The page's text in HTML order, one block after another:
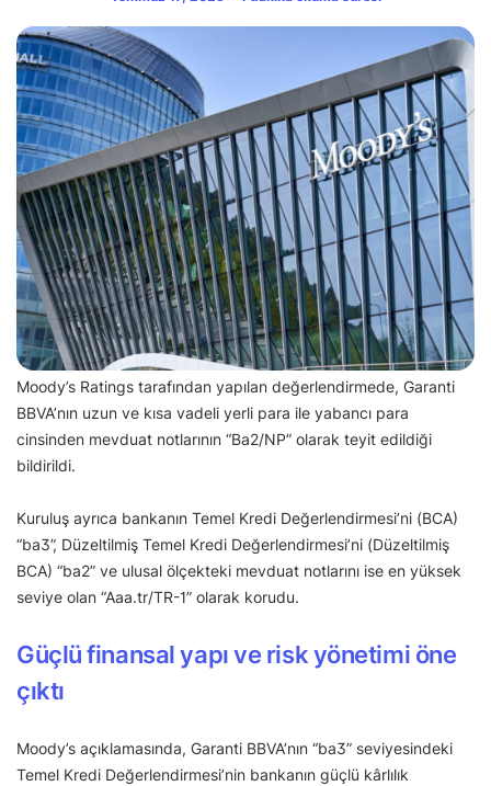
Moody’s Ratings tarafından yapılan değerlendirmede, Garanti
BBVA’nın uzun ve kısa vadeli yerli para ile yabancı para
cinsinden mevduat notlarının “Ba2/NP” olarak teyit edildiği
bildirildi.
Kuruluş ayrıca bankanın Temel Kredi Değerlendirmesi’ni (BCA)
“ba3”, Düzeltilmiş Temel Kredi Değerlendirmesi’ni (Düzeltilmiş
BCA) “ba2” ve ulusal ölçekteki mevduat notlarını ise en yüksek
seviye olan “Aaa.tr/TR-1” olarak korudu.
Güçlü finansal yapı ve risk yönetimi öne
çıktı
Moody’s açıklamasında, Garanti BBVA’nın “ba3” seviyesindeki
Temel Kredi Değerlendirmesi’nin bankanın güçlü kârlılık